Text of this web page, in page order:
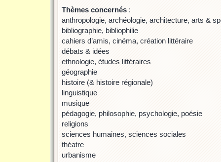
Thèmes concernés :
anthropologie, archéologie, architecture, arts &
bibliographie, bibliophilie
cahiers d’amis, cinéma, création littéraire
débats & idées
ethnologie, études littéraires
géographie
histoire (& histoire régionale)
linguistique
musique
pédagogie, philosophie, psychologie, poésie
religions
sciences humaines, sciences sociales
théatre
urbanisme